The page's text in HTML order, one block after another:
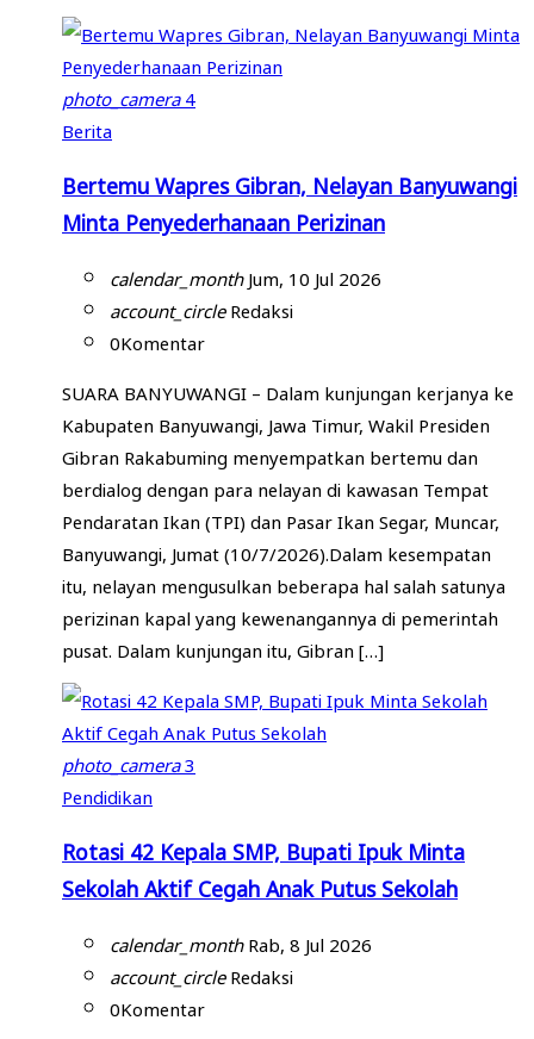
photo_camera4
Berita
Bertemu Wapres Gibran, Nelayan Banyuwangi
Minta Penyederhanaan Perizinan
calendar_monthJum, 10 Jul 2026
account_circleRedaksi
0Komentar
SUARA BANYUWANGI – Dalam kunjungan kerjanya ke
Kabupaten Banyuwangi, Jawa Timur, Wakil Presiden
Gibran Rakabuming menyempatkan bertemu dan
berdialog dengan para nelayan di kawasan Tempat
Pendaratan Ikan (TPI) dan Pasar Ikan Segar, Muncar,
Banyuwangi, Jumat (10/7/2026).Dalam kesempatan
itu, nelayan mengusulkan beberapa hal salah satunya
perizinan kapal yang kewenangannya di pemerintah
pusat. Dalam kunjungan itu, Gibran […]
photo_camera3
Pendidikan
Rotasi 42 Kepala SMP, Bupati Ipuk Minta
Sekolah Aktif Cegah Anak Putus Sekolah
calendar_monthRab, 8 Jul 2026
account_circleRedaksi
0Komentar